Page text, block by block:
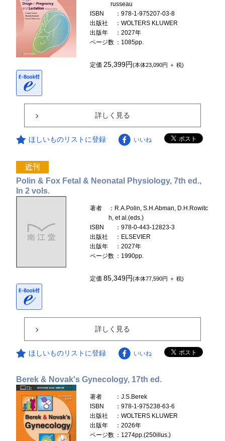
russeau
ISBN
：978-1-975207-03-8
出版社
：WOLTERS KLUWER
出版年
：2027年
ページ数 ：1085pp.
定価25,399円(本体23,090円 ＋ 税)
詳しく見る
ほしいものリストに登録 いいね
Polin & Fox Fetal & Neonatal Physiology, 7th ed.,
In 2 vols.
著者
：R.A.Polin, S.H.Abman, D.H.Rowitc
h, et al.(eds.)
ISBN
：978-0-443-12823-3
出版社
：ELSEVIER
出版年
：2027年
ページ数 ：1990pp.
定価85,349円(本体77,590円 ＋ 税)
詳しく見る
ほしいものリストに登録 いいね
Berek & Novak's Gynecology, 17th ed.
著者
：J.S.Berek
ISBN
：978-1-975238-63-6
出版社
：WOLTERS KLUWER
出版年
：2026年
ページ数 ：1274pp.(250illus.)